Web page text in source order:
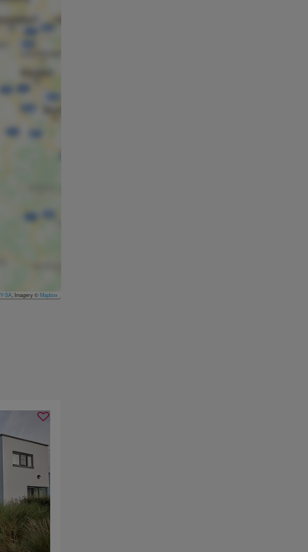
SA, Imagery ©Mapbox